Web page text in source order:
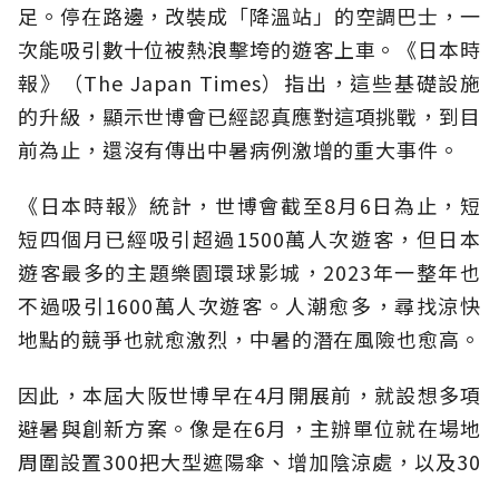
足。停在路邊，改裝成「降溫站」的空調巴士，一
次能吸引數十位被熱浪擊垮的遊客上車。《日本時
報》（The Japan Times）指出，這些基礎設施
的升級，顯示世博會已經認真應對這項挑戰，到目
前為止，還沒有傳出中暑病例激增的重大事件。
《日本時報》統計，世博會截至8月6日為止，短
短四個月已經吸引超過1500萬人次遊客，但日本
遊客最多的主題樂園環球影城，2023年一整年也
不過吸引1600萬人次遊客。人潮愈多，尋找涼快
地點的競爭也就愈激烈，中暑的潛在風險也愈高。
因此，本屆大阪世博早在4月開展前，就設想多項
避暑與創新方案。像是在6月，主辦單位就在場地
周圍設置300把大型遮陽傘、增加陰涼處，以及30